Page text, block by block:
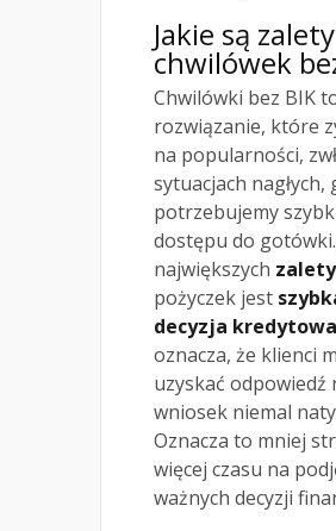
Jakie są zalety
chwilówek
Chwilówki bez BIK
rozwiązanie, które
na popularności,
sytuacjach nagłych,
potrzebujemy
dostępu do gotówki.
największych zalety
pożyczek jest
decyzja kredytowa
oznacza, że klienci
uzyskać odpowiedź
wniosek niemal
Oznacza to mniej
więcej czasu na
ważnych decyzji